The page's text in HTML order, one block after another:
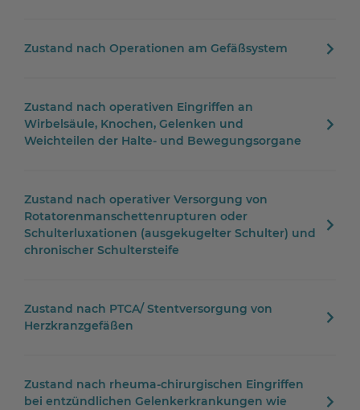
Zustand nach Operationen am Gefäßsystem
Zustand nach operativen Eingriffen an
Wirbelsäule, Knochen, Gelenken und
Weichteilen der Halte- und Bewegungsorgane
Zustand nach operativer Versorgung von
Rotatorenmanschettenrupturen oder
Schulterluxationen (ausgekugelter Schulter) und
chronischer Schultersteife
Zustand nach PTCA/ Stentversorgung von
Herzkranzgefäßen
Zustand nach rheuma-chirurgischen Eingriffen
bei entzündlichen Gelenkerkrankungen wie